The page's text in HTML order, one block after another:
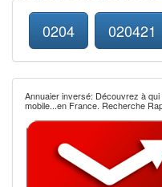
0204 020421
Annuaier inversé: Découvrez à
mobile...en France. Recherche